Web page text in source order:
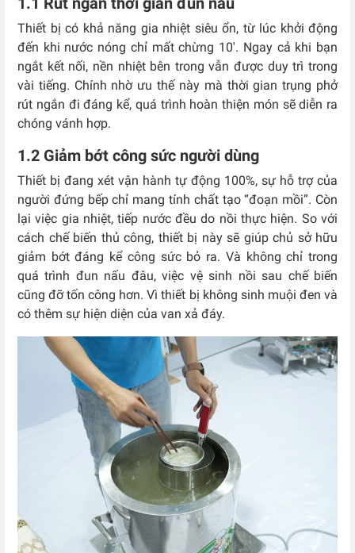
Thiết bị có khả năng gia nhiệt siêu ổn, từ lúc khởi động
đến khi nước nóng chỉ mất chừng 10′. Ngay cả khi bạn
ngắt kết nối, nền nhiệt bên trong vẫn được duy trì trong
vài tiếng. Chính nhờ ưu thế này mà thời gian trụng phở
rút ngắn đi đáng kể, quá trình hoàn thiện món sẽ diễn ra
chóng vánh hợp.
1.2 Giảm bớt công sức người dùng
Thiết bị đang xét vận hành tự động 100%, sự hỗ trợ của
người đứng bếp chỉ mang tính chất tạo “đoạn mồi”. Còn
lại việc gia nhiệt, tiếp nước đều do nồi thực hiện. So với
cách chế biến thủ công, thiết bị này sẽ giúp chủ sở hữu
giảm bớt đáng kể công sức bỏ ra. Và không chỉ trong
quá trình đun nấu đâu, việc vệ sinh nồi sau chế biến
cũng đỡ tốn công hơn. Vì thiết bị không sinh muội đen và
có thêm sự hiện diện của van xả đáy.